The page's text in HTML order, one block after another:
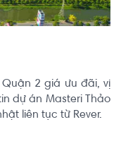
2 giá ưu đãi, vị
dự án Masteri Thảo
liên tục từ Rever.